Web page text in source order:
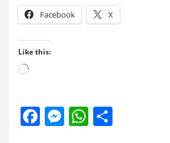
Facebook X
Like this:
Loading…
F
M
W